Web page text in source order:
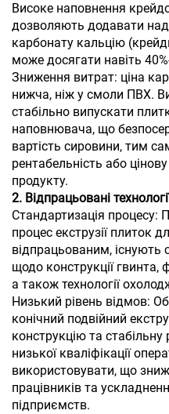
Високе наповнення
дозволяють додавати
карбонату кальцію
може досягати навіть
Зниження витрат: ціна
нижча, ніж у смоли ПВХ.
стабільно випускати
наповнювача, що
вартість сировини, тим
рентабельність або
продукту.
2. Відпрацьовані
Стандартизація процесу:
процес екструзії плиток
відпрацьованим, існують
щодо конструкції
а також технології
Низький рівень відмов:
конічний подвійний
конструкцію та
низької кваліфікації
використовувати, що
працівників та
підприємств.